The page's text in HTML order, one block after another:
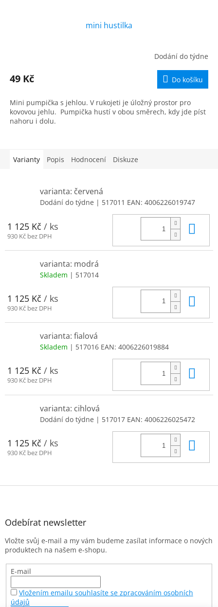
mini hustilka
Dodání do týdne
49 Kč Do košíku
Mini pumpička s jehlou. V rukojeti je úložný prostor pro
kovovou jehlu. Pumpička hustí v obou směrech, kdy jde píst
nahoru i dolu.
Varianty Popis Hodnocení Diskuze
varianta: červená
Dodání do týdne | 517011 EAN: 4006226019747
1 125 Kč / ks
930 Kč bez DPH
varianta: modrá
Skladem | 517014
1 125 Kč / ks
930 Kč bez DPH
varianta: fialová
Skladem | 517016 EAN: 4006226019884
1 125 Kč / ks
930 Kč bez DPH
varianta: cihlová
Dodání do týdne | 517017 EAN: 4006226025472
1 125 Kč / ks
930 Kč bez DPH
Z
Odebírat newsletter
Vložte svůj e-mail a my vám budeme zasílat informace o nových
produktech na našem e-shopu.
E-mail
Vložením emailu souhlasíte se zpracováním osobních
údajů